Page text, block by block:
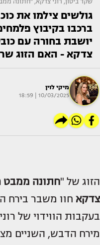
שקד ביטון, רוני צדקא, "חתונה
גולשים צילמו את
ברכבו בקיבוץ
יושבת בחורה עם
צדקא - האם הזוג
מיקי לוין
10/03/2025 | 18:59
הזוג של "חתונה ממבט
צדקא חוו משבר בירח
בעקבות הווידוי של
מירח הדבש, השניים